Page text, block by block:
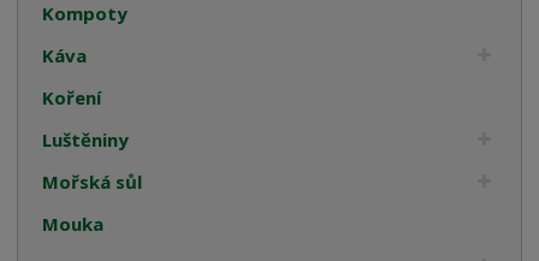
Kompoty
Káva
Koření
Luštěniny
Mořská sůl
Mouka